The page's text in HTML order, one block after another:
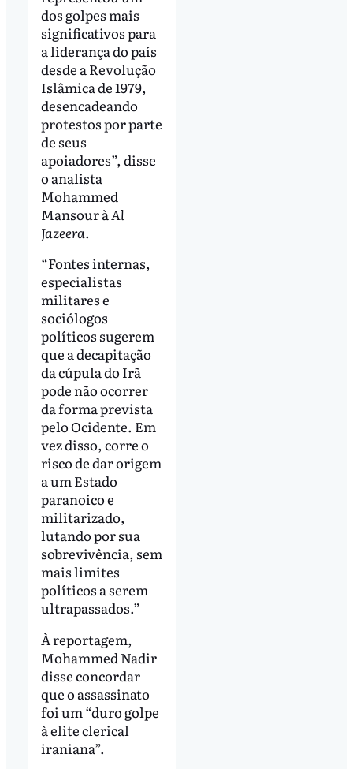
dos golpes mais
significativos para
a liderança do país
desde a Revolução
Islâmica de 1979,
desencadeando
protestos por parte
de seus
apoiadores”, disse
o analista
Mohammed
Mansour à Al
Jazeera.
“Fontes internas,
especialistas
militares e
sociólogos
políticos sugerem
que a decapitação
da cúpula do Irã
pode não ocorrer
da forma prevista
pelo Ocidente. Em
vez disso, corre o
risco de dar origem
a um Estado
paranoico e
militarizado,
lutando por sua
sobrevivência, sem
mais limites
políticos a serem
ultrapassados.”
À reportagem,
Mohammed Nadir
disse concordar
que o assassinato
foi um “duro golpe
à elite clerical
iraniana”.